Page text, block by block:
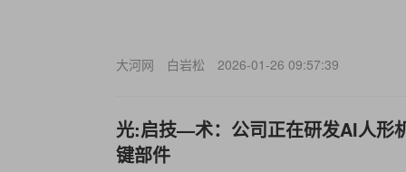
大河网 白岩松 2026-01-26 09:57:39
光:启技—术：公司正在研发AI人形
键部件